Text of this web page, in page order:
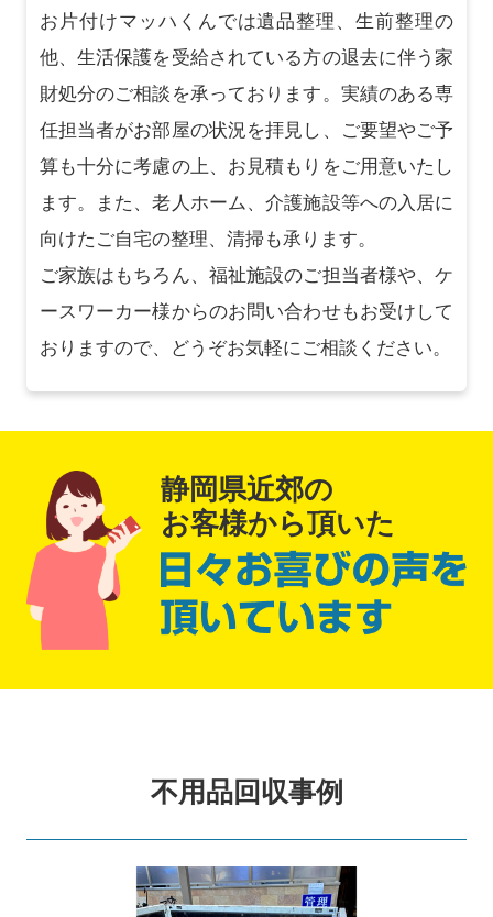
お片付けマッハくんでは遺品整理、生前整理の
他、生活保護を受給されている方の退去に伴う家
財処分のご相談を承っております。実績のある専
任担当者がお部屋の状況を拝見し、ご要望やご予
算も十分に考慮の上、お見積もりをご用意いたし
ます。また、老人ホーム、介護施設等への入居に
向けたご自宅の整理、清掃も承ります。
ご家族はもちろん、福祉施設のご担当者様や、ケ
ースワーカー様からのお問い合わせもお受けして
おりますので、どうぞお気軽にご相談ください。
静岡県近郊の
お客様から頂いた
不用品回収事例